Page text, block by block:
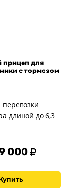
для
с тормозом
длиной до 6,3
000
Купить